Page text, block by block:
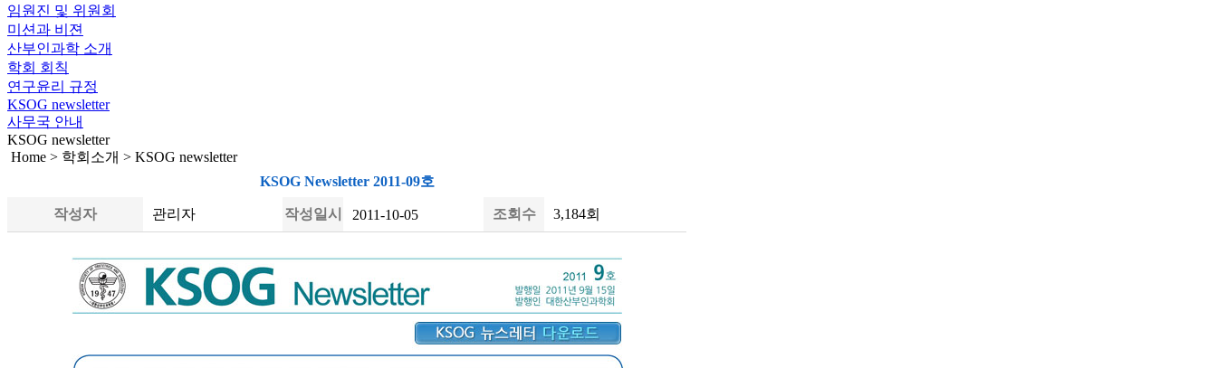
임원진 및 위원회
미션과 비젼
산부인과학 소개
학회 회칙
연구윤리 규정
KSOG newsletter
사무국 안내
KSOG newsletter
Home > 학회소개 > KSOG newsletter
KSOG Newsletter 2011-09호
작성자 관리자 작성일시 2011-10-05 조회수 3,184회